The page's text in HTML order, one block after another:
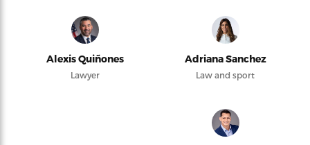
Alexis Quiñones
Lawyer
Adriana Sanchez
Law and sport